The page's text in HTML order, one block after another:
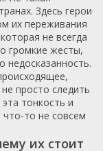
Здесь герои
их переживания
не всегда
громкие жесты,
недосказанность.
просто следить
тонкость и
то не совсем
их стоит